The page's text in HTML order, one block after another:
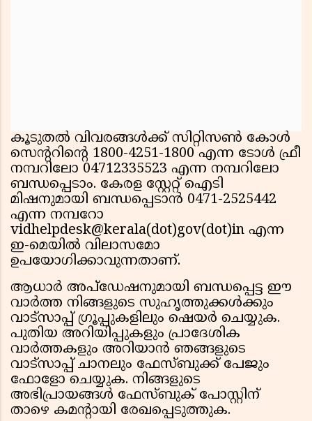
കൂടുതൽ വിവരങ്ങൾക്ക് സിറ്റിസൺ കോൾ
സെൻ്ററിൻ്റെ 1800-4251-1800 എന്ന ടോൾ ഫ്രീ
നമ്പറിലോ 04712335523 എന്ന നമ്പറിലോ
ബന്ധപ്പെടാം. കേരള സ്റ്റേറ്റ് ഐടി
മിഷനുമായി ബന്ധപ്പെടാൻ 0471-2525442
എന്ന നമ്പറോ
vidhelpdesk@kerala(dot)gov(dot)in എന്ന
ഇ-മെയിൽ വിലാസമോ
ഉപയോഗിക്കാവുന്നതാണ്.
ആധാർ അപ്‌ഡേഷനുമായി ബന്ധപ്പെട്ട ഈ
വാർത്ത നിങ്ങളുടെ സുഹൃത്തുക്കൾക്കും
വാട്സാപ്പ് ഗ്രൂപ്പുകളിലും ഷെയർ ചെയ്യുക.
പുതിയ അറിയിപ്പുകളും പ്രാദേശിക
വാർത്തകളും അറിയാൻ ഞങ്ങളുടെ
വാട്സാപ്പ് ചാനലും ഫേസ്ബുക്ക് പേജും
ഫോളോ ചെയ്യുക. നിങ്ങളുടെ
അഭിപ്രായങ്ങൾ ഫേസ്ബുക് പോസ്റ്റിന്
താഴെ കമൻ്റായി രേഖപ്പെടുത്തുക.